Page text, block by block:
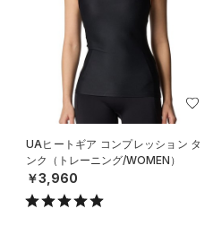
UAヒートギア コンプレッション タ
ンク（トレーニング/WOMEN）
￥3,960